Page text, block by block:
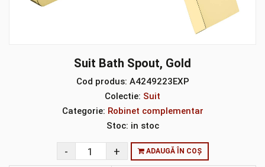
Suit Bath Spout, Gold
Cod produs: A4249223EXP
Colectie: Suit
Categorie: Robinet complementar
Stoc: in stoc
ADAUGĂ ÎN COȘ